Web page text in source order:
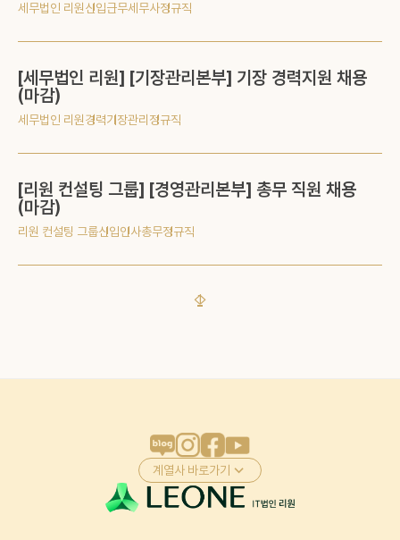
세무법인 리원신입근무세무사정규직
[세무법인 리원] [기장관리본부] 기장 경력지원 채용
(마감)
세무법인 리원경력기장관리 정규직
[리원 컨설팅 그룹] [경영관리본부] 총무 직원 채용
(마감)
리원 컨설팅 그룹신입인사총무정규직
1
계열사 바로가기